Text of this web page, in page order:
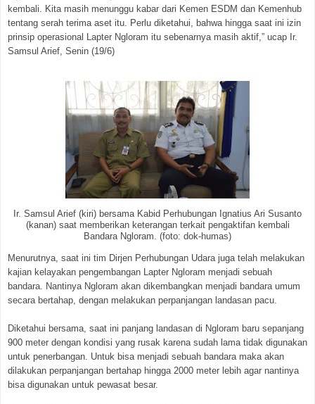
kembali. Kita masih menunggu kabar dari Kemen ESDM dan Kemenhub
tentang serah terima aset itu. Perlu diketahui, bahwa hingga saat ini izin
prinsip operasional Lapter Ngloram itu sebenarnya masih aktif,” ucap Ir.
Samsul Arief, Senin (19/6)
Ir. Samsul Arief (kiri) bersama Kabid Perhubungan Ignatius Ari Susanto
(kanan) saat memberikan keterangan terkait pengaktifan kembali
Bandara Ngloram. (foto: dok-humas)
Menurutnya, saat ini tim Dirjen Perhubungan Udara juga telah melakukan
kajian kelayakan pengembangan Lapter Ngloram menjadi sebuah
bandara. Nantinya Ngloram akan dikembangkan menjadi bandara umum
secara bertahap, dengan melakukan perpanjangan landasan pacu.
Diketahui bersama, saat ini panjang landasan di Ngloram baru sepanjang
900 meter dengan kondisi yang rusak karena sudah lama tidak digunakan
untuk penerbangan. Untuk bisa menjadi sebuah bandara maka akan
dilakukan perpanjangan bertahap hingga 2000 meter lebih agar nantinya
bisa digunakan untuk pewasat besar.